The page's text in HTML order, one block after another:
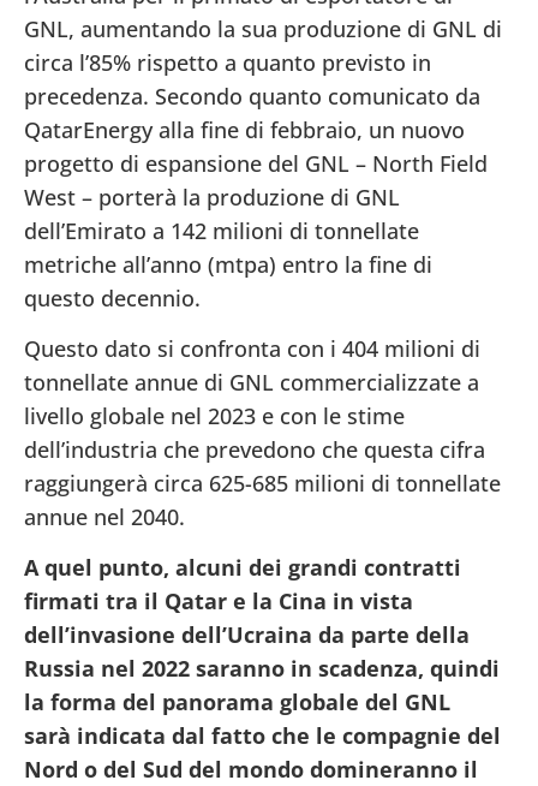
GNL, aumentando la sua produzione di GNL di
circa l’85% rispetto a quanto previsto in
precedenza. Secondo quanto comunicato da
QatarEnergy alla fine di febbraio, un nuovo
progetto di espansione del GNL – North Field
West – porterà la produzione di GNL
dell’Emirato a 142 milioni di tonnellate
metriche all’anno (mtpa) entro la fine di
questo decennio.
Questo dato si confronta con i 404 milioni di
tonnellate annue di GNL commercializzate a
livello globale nel 2023 e con le stime
dell’industria che prevedono che questa cifra
raggiungerà circa 625-685 milioni di tonnellate
annue nel 2040.
A quel punto, alcuni dei grandi contratti
firmati tra il Qatar e la Cina in vista
dell’invasione dell’Ucraina da parte della
Russia nel 2022 saranno in scadenza, quindi
la forma del panorama globale del GNL
sarà indicata dal fatto che le compagnie del
Nord o del Sud del mondo domineranno il